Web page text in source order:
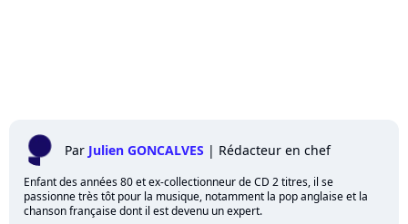
Par Julien GONCALVES | Rédacteur en chef
Enfant des années 80 et ex-collectionneur de CD 2 titres, il se
passionne très tôt pour la musique, notamment la pop anglaise et la
chanson française dont il est devenu un expert.